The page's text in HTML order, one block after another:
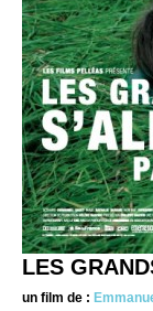
LES
un film de :